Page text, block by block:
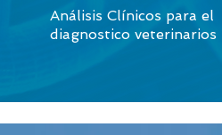
Análisis Clínicos para el
diagnostico veterinarios